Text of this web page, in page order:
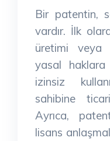
Bir patentin,
vardır. İlk
üretimi veya
yasal
izinsiz
sahibine
Ayrıca,
lisans